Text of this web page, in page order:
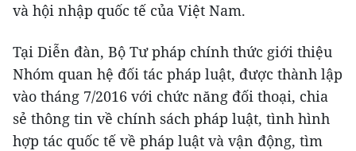
và hội nhập quốc tế của Việt Nam.
Tại Diễn đàn, Bộ Tư pháp chính thức giới thiệu
Nhóm quan hệ đối tác pháp luật, được thành lập
vào tháng 7/2016 với chức năng đối thoại, chia
sẻ thông tin về chính sách pháp luật, tình hình
hợp tác quốc tế về pháp luật và vận động, tìm